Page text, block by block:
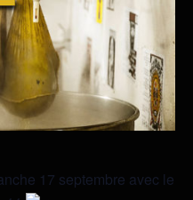
17 septembre avec le